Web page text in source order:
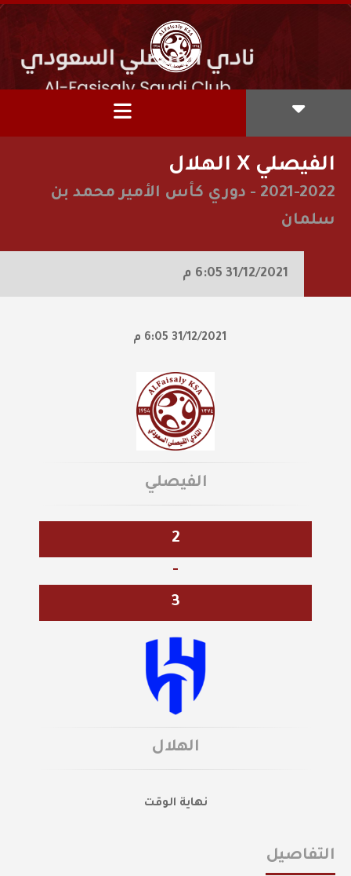
الفيصلي X الهلال
2021-2022
- دوري كأس الأمير محمد بن
سلمان
31/12/2021
31/12/2021
الفيصلي
2
-
3
الهلال
نهاية الوقت
التفاصيل